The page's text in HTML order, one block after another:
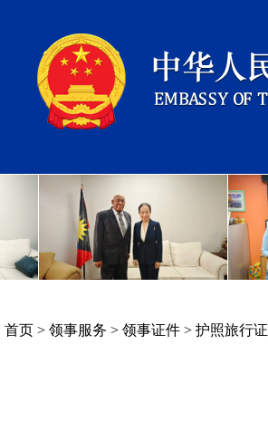
首页 > 领事服务 > 领事证件 > 护照旅行证